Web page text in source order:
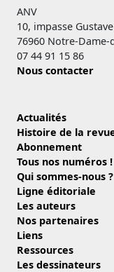
ANV
10, impasse
76960 Notre-Dame-
07 44 91 15 86
Nous contacter
Actualités
Histoire de la
Abonnement
Tous nos numéros !
Qui sommes-nous ?
Ligne éditoriale
Les auteurs
Nos partenaires
Liens
Ressources
Les dessinateurs